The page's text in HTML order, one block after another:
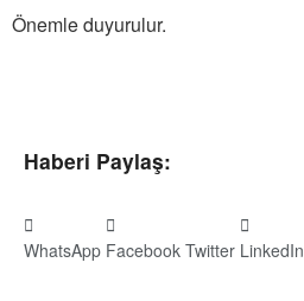
Önemle duyurulur.
Haberi Paylaş:
WhatsApp Facebook Twitter LinkedIn